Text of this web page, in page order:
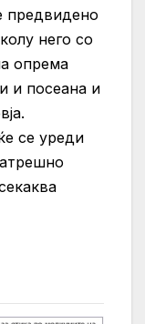
предвидено
него со
опрема
и посеана и
се уреди